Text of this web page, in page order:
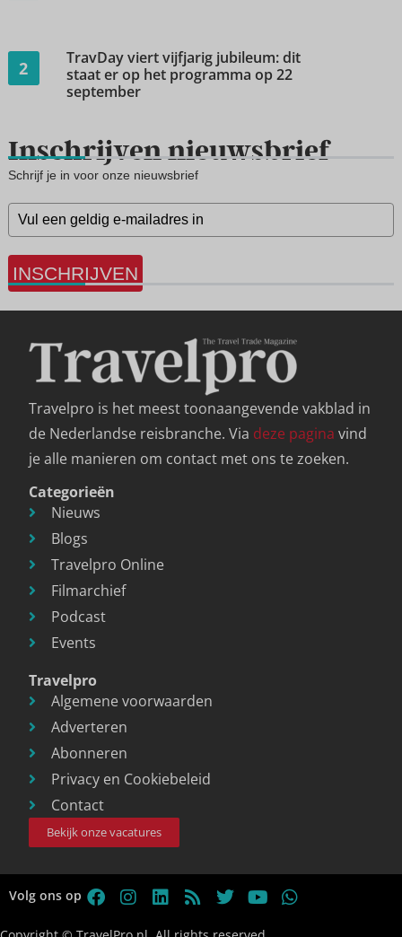
2
TravDay viert vijfjarig jubileum: dit
staat er op het programma op 22
september
Inschrijven nieuwsbrief
Schrijf je in voor onze nieuwsbrief
INSCHRIJVEN
Travelpro is het meest toonaangevende vakblad in
de Nederlandse reisbranche. Via deze pagina vind
je alle manieren om contact met ons te zoeken.
Categorieën
Nieuws
Blogs
Travelpro Online
Filmarchief
Podcast
Events
Travelpro
Algemene voorwaarden
Adverteren
Abonneren
Privacy en Cookiebeleid
Contact
Bekijk onze vacatures
Volg ons op